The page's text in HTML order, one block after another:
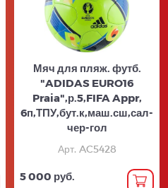
Мяч для пляж. футб.
"ADIDAS EURO16
Praia",р.5,FIFA Appr,
6п,ТПУ,бут.к,маш.сш,сал-
чер-гол
Арт. AC5428
5 000 руб.